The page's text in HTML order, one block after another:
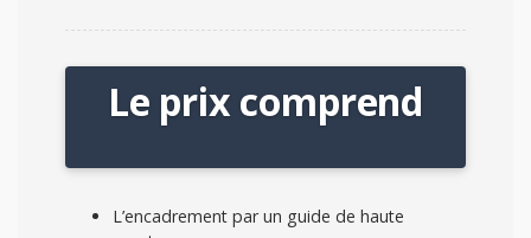
Le prix comprend
L’encadrement par un guide de haute